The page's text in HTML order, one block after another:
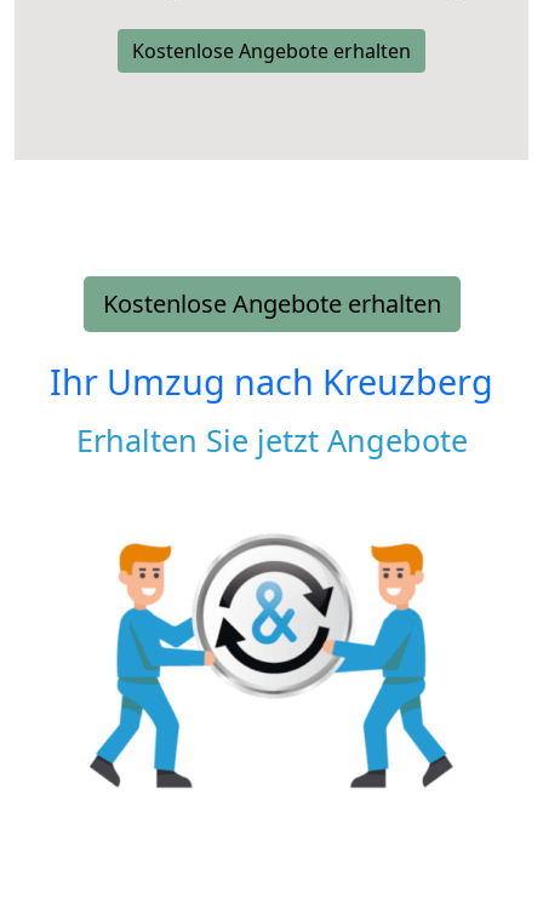
Kostenlose Angebote erhalten
Kostenlose Angebote erhalten
Ihr Umzug nach Kreuzberg
Erhalten Sie jetzt Angebote